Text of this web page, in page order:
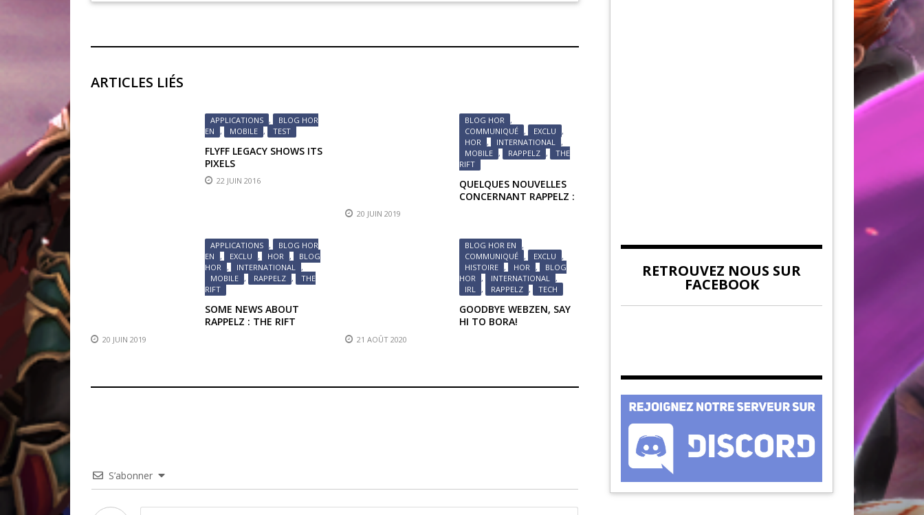
ARTICLES LIÉS
APPLICATIONS ,
BLOG HOR
EN , MOBILE , TEST
FLYFF LEGACY SHOWS ITS
PIXELS
22 JUIN 2016
BLOG HOR ,
COMMUNIQUÉ , EXCLU ,
HOR , INTERNATIONAL ,
MOBILE , RAPPELZ ,
THE
RIFT
QUELQUES NOUVELLES
CONCERNANT RAPPELZ :
20 JUIN 2019
APPLICATIONS ,
BLOG HOR
EN , EXCLU , HOR ,
BLOG
HOR , INTERNATIONAL ,
MOBILE , RAPPELZ ,
THE
RIFT
SOME NEWS ABOUT
RAPPELZ : THE RIFT
20 JUIN 2019
BLOG HOR EN ,
COMMUNIQUÉ , EXCLU ,
HISTOIRE , HOR ,
BLOG
HOR , INTERNATIONAL ,
IRL , RAPPELZ , TECH
GOODBYE WEBZEN, SAY
HI TO BORA!
21 AOÛT 2020
S’abonner
RETROUVEZ NOUS SUR
FACEBOOK